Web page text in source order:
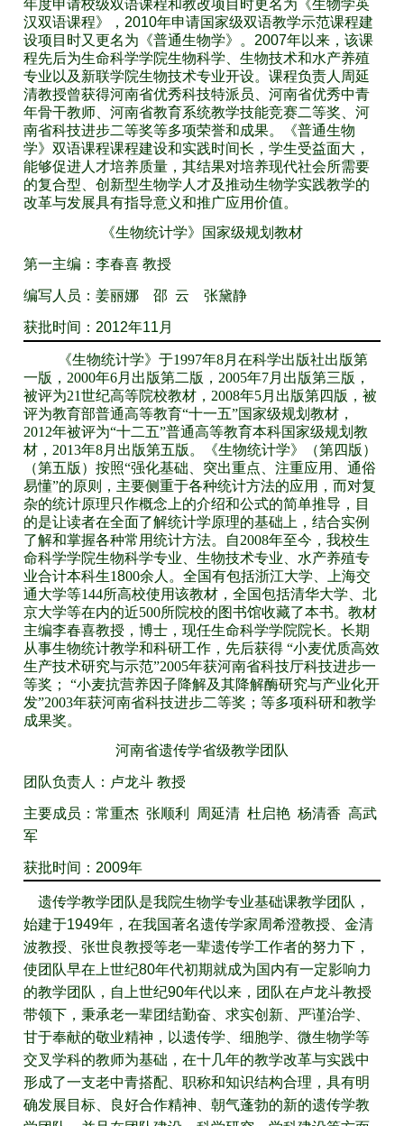
年度申请校级双语课程和教改项目时更名为 《生物学英
汉双语课程》，2010年申请国家级双语教学示范课程建
设项目时又更名为《普通生物学》。2007年以来，该课
程先后为生命科学学院生物科学、生物技术和水产养殖
专业以及新联学院生物技术专业开设。课程负责人周延
清教授曾获得河南省优秀科技特派员、河南省优秀中青
年骨干教师、河南省教育系统教学技能竞赛二等奖、河
南省科技进步二等奖等多项荣誉和成果。《普通生物
学》双语课程课程建设和实践时间长，学生受益面大，
能够促进人才培养质量，其结果对培养现代社会所需要
的复合型、创新型生物学人才及推动生物学实践教学的
改革与发展具有指导意义和推广应用价值。
《生物统计学》国家级规划教材
第一主编：李春喜 教授
编写人员：姜丽娜 邵 云 张黛静
获批时间：2012年11月
《生物统计学》 于1997年8月 在科学出版社出版第
一版， 2000年6月出版第二版， 2005年7月出版第三版，
被评为21世纪高等院校教材， 2008年5月出版第四版，被
评为教育部普通高等教育“十一五”国家级规划教材 ，
2012年被评为“十二五”普通高等教育本科国家级规划教
材， 2013年8月出版第五版 。《生物统计学》
（第四版）
（第五版）按照“强化基础、突出重点、注重应用、通俗
易懂”的原则，主要侧重于各种统计方法的应用，而对复
杂的统计原理只作概念上的介绍和公式的简单推导，目
的是让读者在全面了解统计学原理的基础上，结合实例
了解和掌握各种常用统计方法。 自2008年至今，我校生
命科学学院生物科学专业、生物技术专业、水产养殖专
业合计本科生1800余人。全国有包括浙江大学、上海交
通大学等144所高校使用该教材 ，全国包括清华大学、北
京大学等在内的近500所院校的图书馆收藏了本书。教材
主编李春喜教授，博士，现任生命科学学院院长。长期
从事生物统计教学和科研工作，先后获得 “小麦优质高效
生产技术研究与示范”2005年获河南省科技厅科技进步一
等奖；
“小麦抗营养因子降解及其降解酶研究与产业化开
发”2003年获河南省科技进步二等奖；等多项科研和教学
成果奖。
河南省遗传学省级教学团队
团队负责人：卢龙斗 教授
主要成员：常重杰 张顺利 周延清 杜启艳 杨清香 高武
军
获批时间：2009年
遗传学教学团队是我院生物学专业基础课教学团队，
始建于1949年，在我国著名遗传学家周希澄教授、金清
波教授、张世良教授等老一辈遗传学工作者的努力下，
使团队早在上世纪80年代初期就成为国内有一定影响力
的教学团队，自上世纪90年代以来，团队在卢龙斗教授
带领下，秉承老一辈团结勤奋、求实创新、严谨治学、
甘于奉献的敬业精神，以遗传学、细胞学、微生物学等
交叉学科的教师为基础，在十几年的教学改革与实践中
形成了一支老中青搭配、职称和知识结构合理，具有明
确发展目标、良好合作精神、朝气蓬勃的新的遗传学教